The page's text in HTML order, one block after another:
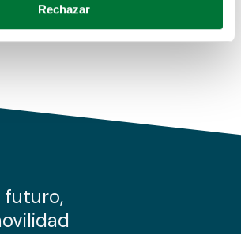
sobre cómo se procesan sus
el uso que haga del sitio web con
de redes sociales, publicidad y análisis
Rechazar
futuro,